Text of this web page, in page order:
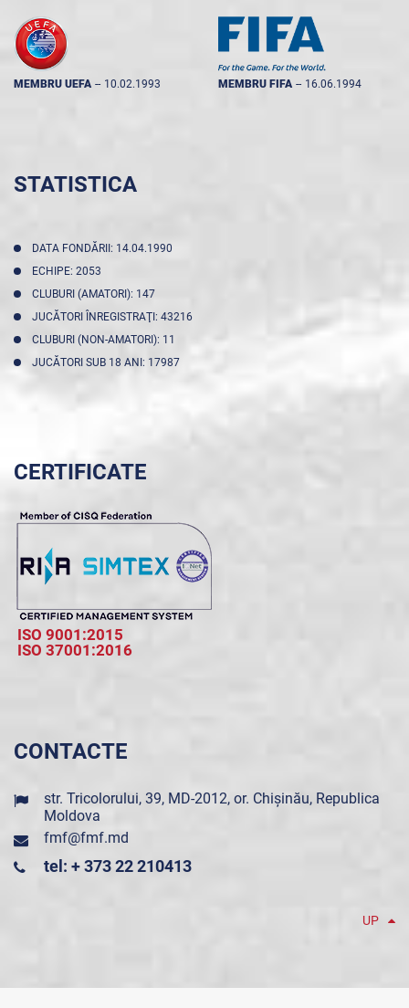
MEMBRU UEFA -- 10.02.1993 MEMBRU FIFA -- 16.06.1994
STATISTICA
DATA FONDĂRII: 14.04.1990
ECHIPE: 2053
CLUBURI (AMATORI): 147
JUCĂTORI ÎNREGISTRAŢI: 43216
CLUBURI (NON-AMATORI): 11
JUCĂTORI SUB 18 ANI: 17987
CERTIFICATE
ISO 9001:2015
ISO 37001:2016
CONTACTE
str. Tricolorului, 39, MD-2012, or. Chișinău, Republica
Moldova
fmf@fmf.md
tel: + 373 22 210413
UP